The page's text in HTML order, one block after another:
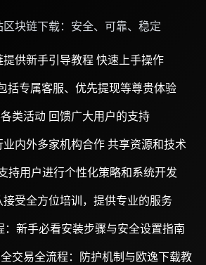
块链下载：安全、可靠、稳定
供新手引导教程 快速上手操作
括专属客服、优先提现等尊贵体验
类活动 回馈广大用户的支持
内外多家机构合作 共享资源和技术
持用户进行个性化策略和系统开发
受全方位培训，提供专业的服务
：新手必看安装步骤与安全设置指南
交易全流程：防护机制与欧逸下载教